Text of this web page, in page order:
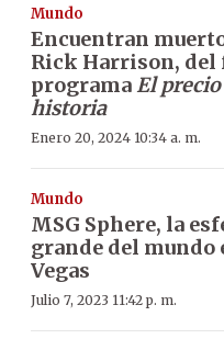
Mundo
Encuentran
Rick Harrison, del
programaEl precio
historia
Enero 20, 2024 10:34 a. m.
Mundo
MSG Sphere, la
grande del mundo
Vegas
Julio 7, 2023 11:42 p. m.